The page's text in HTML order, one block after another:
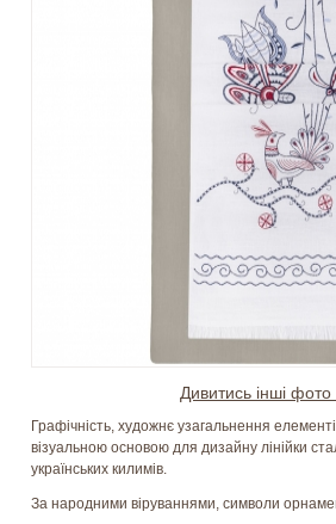
Дивитись інші фото
Графічність, художнє узагальнення
візуальною основою для дизайну лінійки
українських килимів.
За народними віруваннями, символи